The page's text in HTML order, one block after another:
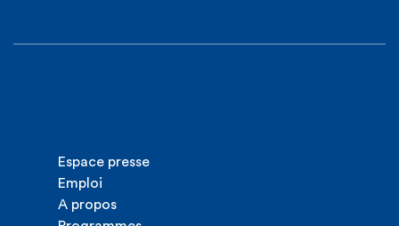
Espace presse
Emploi
A propos